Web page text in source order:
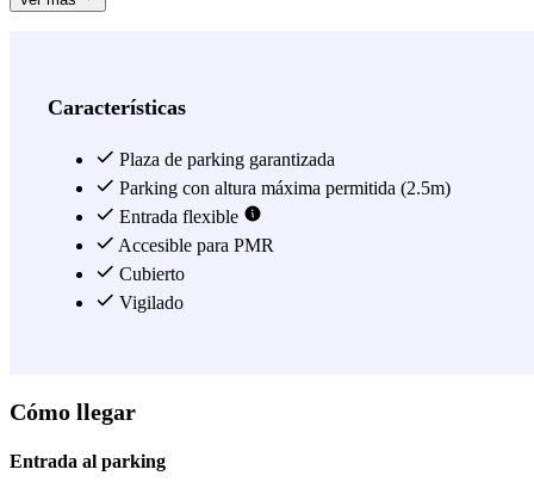
Características
Plaza de parking garantizada
Parking con altura máxima permitida (2.5m)
Entrada flexible
Accesible para PMR
Cubierto
Vigilado
Cómo llegar
Entrada al parking